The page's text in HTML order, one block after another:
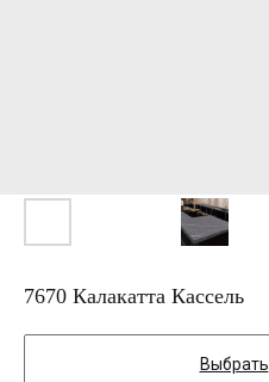
7670 Калакатта Кассель
Выбрать